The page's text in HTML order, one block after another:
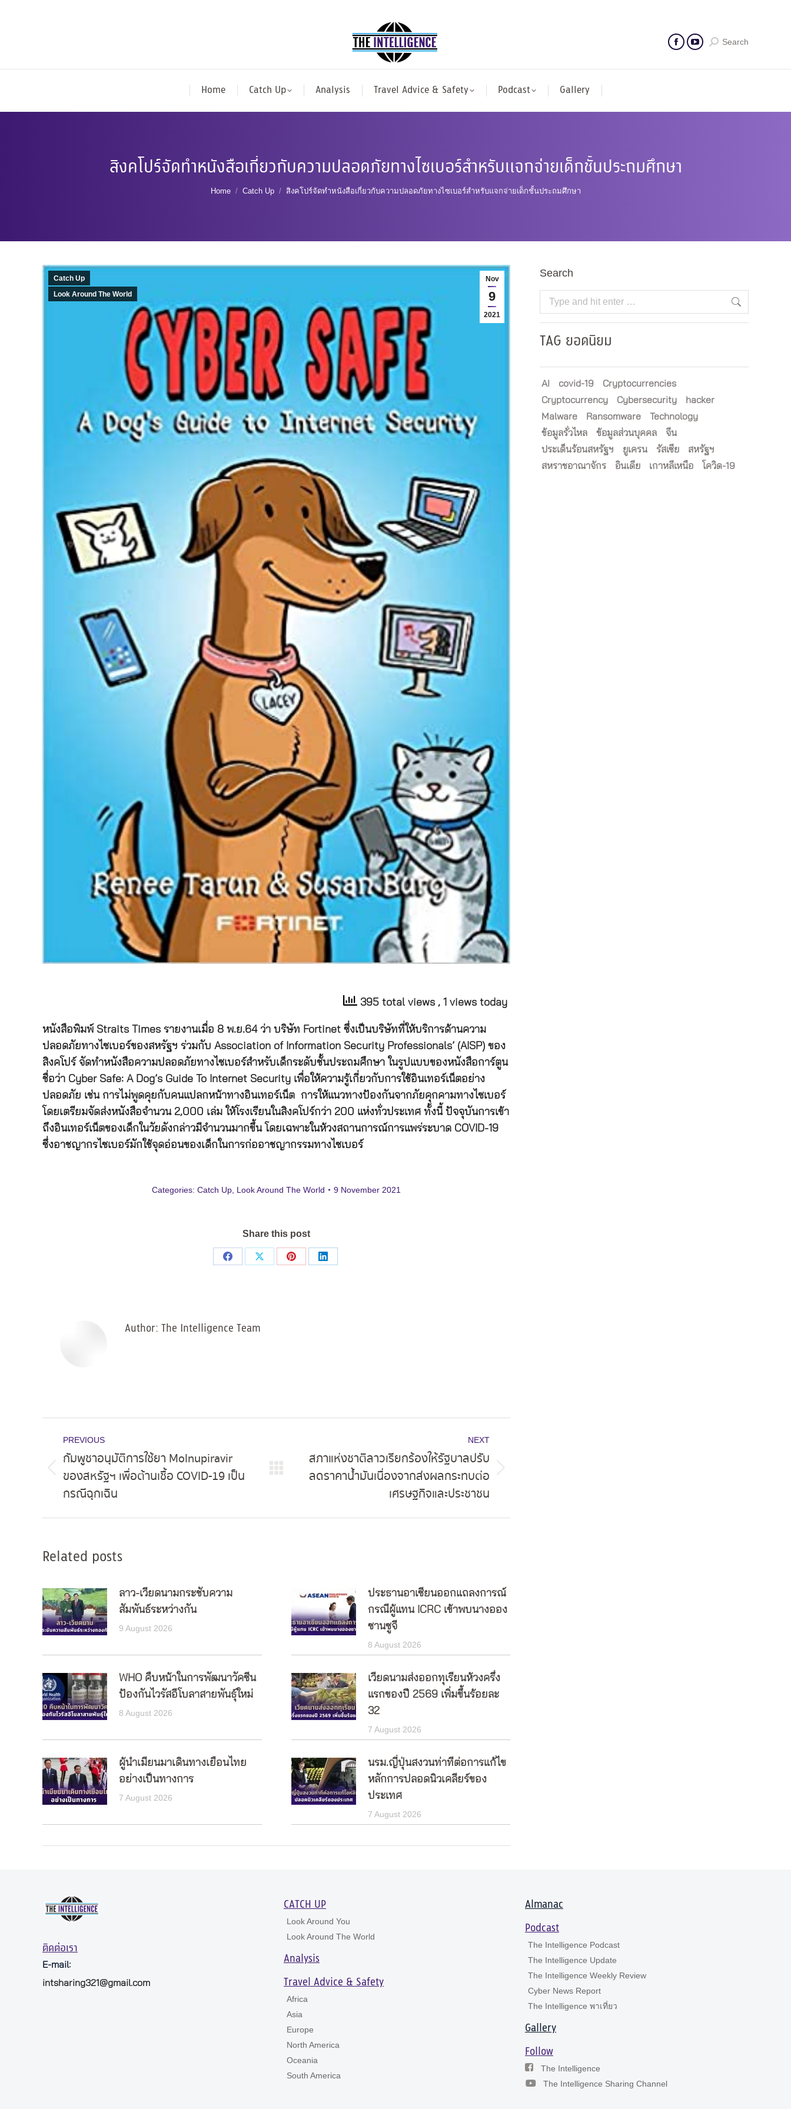
Search
Home Catch Up Analysis Travel Advice & Safety Podcast Gallery
สิงคโปร์จัดทำหนังสือเกี่ยวกับความปลอดภัยทางไซเบอร์สำหรับแจกจ่ายเด็กชั้นประถมศึกษา
You are here:
Home Catch Up สิงคโปร์จัดทำหนังสือเกี่ยวกับความปลอดภัยทางไซเบอร์สำหรับแจกจ่ายเด็กชั้นประถมศึกษา
Nov
9
2021
Catch Up
Look Around The World
395 total views , 1 views today
หนังสือพิมพ์ Straits Times รายงานเมื่อ 8 พ.ย.64 ว่า บริษัท Fortinet ซึ่งเป็นบริษัทที่ให้บริการด้านความ
ปลอดภัยทางไซเบอร์ของสหรัฐฯ ร่วมกับ Association of Information Security Professionals’ (AISP) ของ
สิงคโปร์ จัดทำหนังสือความปลอดภัยทางไซเบอร์สำหรับเด็กระดับชั้นประถมศึกษา ในรูปแบบของหนังสือการ์ตูน
ชื่อว่า Cyber Safe: A Dog’s Guide To Internet Security เพื่อให้ความรู้เกี่ยวกับการใช้อินเทอร์เน็ตอย่าง
ปลอดภัย เช่น การไม่พูดคุยกับคนแปลกหน้าทางอินเทอร์เน็ต การให้แนวทางป้องกันจากภัยคุกคามทางไซเบอร์
โดยเตรียมจัดส่งหนังสือจำนวน 2,000 เล่ม ให้โรงเรียนในสิงคโปร์กว่า 200 แห่งทั่วประเทศ ทั้งนี้ ปัจจุบันการเข้า
ถึงอินเทอร์เน็ตของเด็กในวัยดังกล่าวมีจำนวนมากขึ้น โดยเฉพาะในห้วงสถานการณ์การแพร่ระบาด COVID-19
ซึ่งอาชญากรไซเบอร์มักใช้จุดอ่อนของเด็กในการก่ออาชญากรรมทางไซเบอร์
Categories: Catch Up Look Around The World 9 November 2021
Share this post
Share
Share
Share
Share
Author: The Intelligence Team
navigation
PREVIOUS
Previous
post:
กัมพูชาอนุมัติการใช้ยา Molnupiravir
ของสหรัฐฯ เพื่อต้านเชื้อ COVID-19 เป็น
กรณีฉุกเฉิน
NEXT
Next
สภาแห่งชาติลาวเรียกร้องให้รัฐบาลปรับ
ลดราคาน้ำมันเนื่องจากส่งผลกระทบต่อ
เศรษฐกิจและประชาชน
Related posts
ลาว-เวียดนามกระชับความ
สัมพันธ์ระหว่างกัน
9 August 2026
ประธานอาเซียนออกแถลงการณ์
กรณีผู้แทน ICRC เข้าพบนางออง
ซานซูจี
8 August 2026
WHO คืบหน้าในการพัฒนาวัคซีน
ป้องกันไวรัสอีโบลาสายพันธุ์ใหม่
8 August 2026
เวียดนามส่งออกทุเรียนห้วงครึ่ง
แรกของปี 2569 เพิ่มขึ้นร้อยละ
32
7 August 2026
ผู้นำเมียนมาเดินทางเยือนไทย
อย่างเป็นทางการ
7 August 2026
นรม.ญี่ปุ่นสงวนท่าทีต่อการแก้ไข
หลักการปลอดนิวเคลียร์ของ
ประเทศ
7 August 2026
Search
Search:
TAG ยอดนิยม
AI covid-19
Cryptocurrencies
Cryptocurrency
Cybersecurity
hacker
Malware
Ransomware
Technology
ข้อมูลรั่วไหล
ข้อมูลส่วนบุคคล
จีน
ประเด็นร้อนสหรัฐฯ
ยูเครน รัสเซีย
สหรัฐฯ
สหราชอาณาจักร
อินเดีย เกาหลีเหนือ โควิด-19
ติดต่อเรา
E-mail:
intsharing321@gmail.com
CATCH UP
Look Around You
Look Around The World
Analysis
Travel Advice & Safety
Africa
Asia
Europe
North America
Oceania
South America
Almanac
Podcast
The Intelligence Podcast
The Intelligence Update
The Intelligence Weekly Review
Cyber News Report
The Intelligence พาเที่ยว
Gallery
Follow
The Intelligence
The Intelligence Sharing Channel